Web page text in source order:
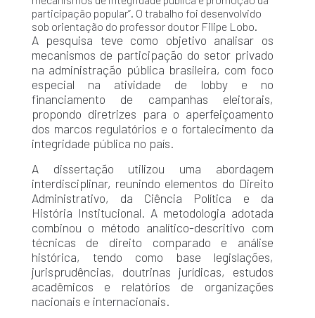
participação popular”. O trabalho foi desenvolvido
sob orientação do professor doutor Filipe Lobo.
A pesquisa teve como objetivo analisar os
mecanismos de participação do setor privado
na administração pública brasileira, com foco
especial na atividade de lobby e no
financiamento de campanhas eleitorais,
propondo diretrizes para o aperfeiçoamento
dos marcos regulatórios e o fortalecimento da
integridade pública no país.
A dissertação utilizou uma abordagem
interdisciplinar, reunindo elementos do Direito
Administrativo, da Ciência Política e da
História Institucional. A metodologia adotada
combinou o método analítico-descritivo com
técnicas de direito comparado e análise
histórica, tendo como base legislações,
jurisprudências, doutrinas jurídicas, estudos
acadêmicos e relatórios de organizações
nacionais e internacionais.